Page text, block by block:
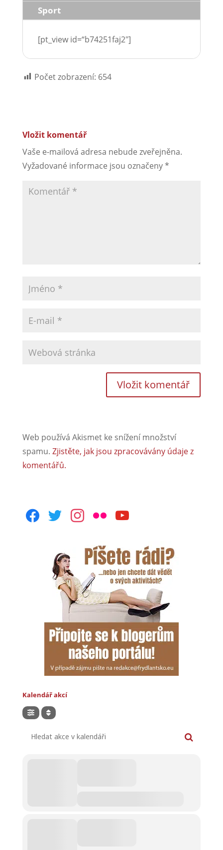
Sport
[pt_view id=“b74251faj2″]
Počet zobrazení: 654
Vložit komentář
Vaše e-mailová adresa nebude zveřejněna.
Vyžadované informace jsou označeny*
Web používá Akismet ke snížení množství
spamu. Zjistěte, jak jsou zpracovávány údaje z
komentářů.
facebooktwitterinstagram
flickr youtube
Kalendář akcí